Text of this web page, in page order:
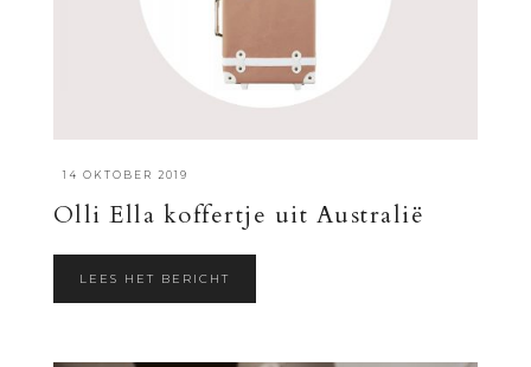
·14 OKTOBER 2019
Olli Ella koffertje uit Australië
LEES HET BERICHT